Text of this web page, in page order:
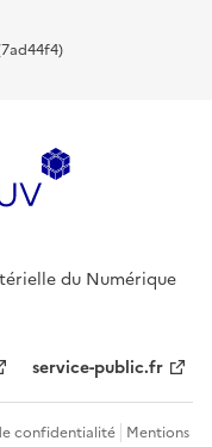
du Numérique
service-public.fr
confidentialité Mentions